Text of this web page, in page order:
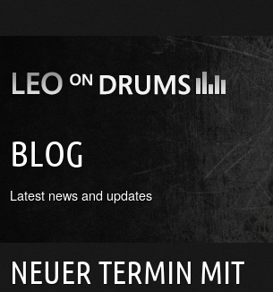
BLOG
Latest news and updates
NEUER TERMIN MIT